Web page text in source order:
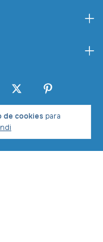
de cookies para